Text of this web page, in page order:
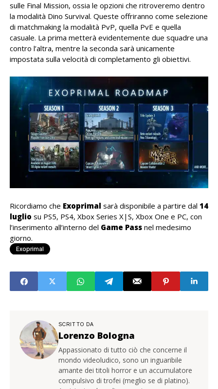
sulle Final Mission, ossia le opzioni che ritroveremo dentro
la modalità Dino Survival. Queste offriranno come selezione
di matchmaking la modalità PvP, quella PvE e quella
casuale. La prima metterà evidentemente due squadre una
contro l’altra, mentre la seconda sarà unicamente
impostata sulla velocità di completamento gli obiettivi.
Ricordiamo che Exoprimal sarà disponibile a partire dal 14
luglio su PS5, PS4, Xbox Series X|S, Xbox One e PC, con
l’inserimento all’interno del Game Pass nel medesimo
giorno.
Exoprimal
SCRITTO DA
Lorenzo Bologna
Appassionato di tutto ciò che concerne il
mondo videoludico, sono un inguaribile
amante dei titoli horror e un accumulatore
compulsivo di trofei (meglio se di platino).